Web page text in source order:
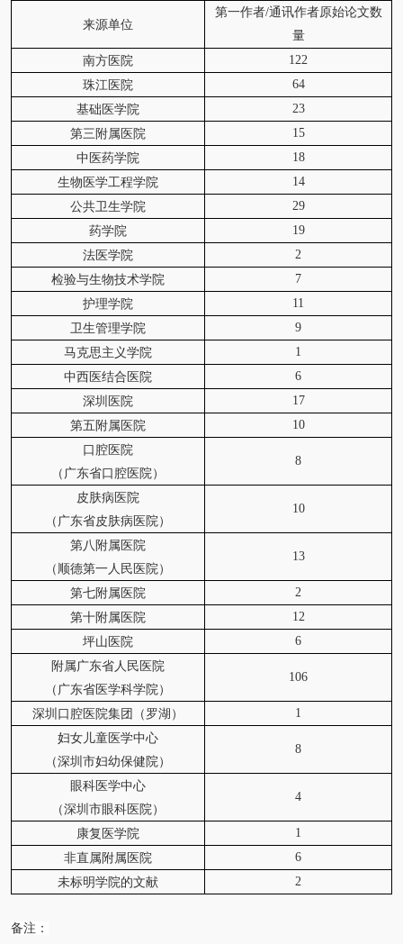
来源单位
第一作者/通讯作者原始论文数
量
南方医院
122
珠江医院
64
基础医学院
23
第三附属医院
15
中医药学院
18
生物医学工程学院
14
公共卫生学院
29
药学院
19
法医学院
2
检验与生物技术学院
7
护理学院
11
卫生管理学院
9
马克思主义学院
1
中西医结合医院
6
深圳医院
17
第五附属医院
10
口腔医院
（广东省口腔医院）
8
皮肤病医院
（广东省皮肤病医院）
10
第八附属医院
（顺德第一人民医院）
13
第七附属医院
2
第十附属医院
12
坪山医院
6
附属广东省人民医院
（广东省医学科学院）
106
深圳口腔医院集团（罗湖）
1
妇女儿童医学中心
（深圳市妇幼保健院）
8
眼科医学中心
（深圳市眼科医院）
4
康复医学院
1
非直属附属医院
6
未标明学院的文献
2
备注：